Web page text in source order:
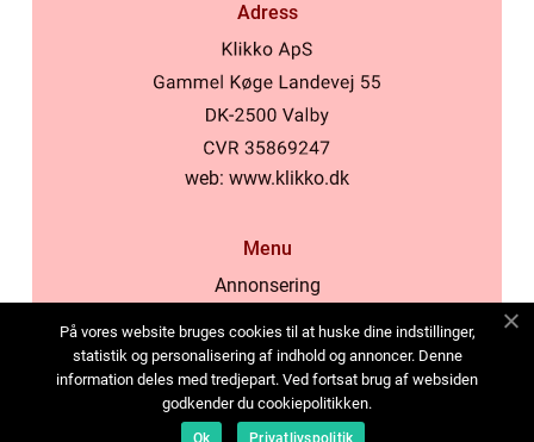
Adress
web: www.klikko.dk
Menu
Annonsering
Cookies
Kontakta oss
Sitemap
På vores website bruges cookies til at huske dine indstillinger,
statistik og personalisering af indhold og annoncer. Denne
information deles med tredjepart. Ved fortsat brug af websiden
godkender du cookiepolitikken.
Ok Privatlivspolitik